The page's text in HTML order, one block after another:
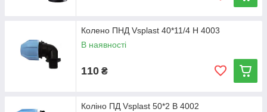
Колено ПНД Vsplast 40*11/4 Н 4003
В наявності
110 ₴
Коліно ПД Vsplast 50*2 В 4002